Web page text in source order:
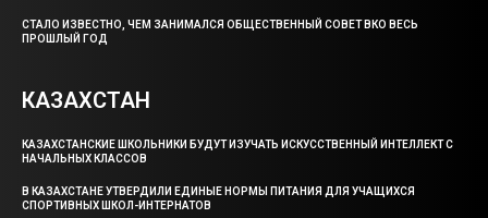
СТАЛО ИЗВЕСТНО, ЧЕМ ЗАНИМАЛСЯ ОБЩЕСТВЕННЫЙ СОВЕТ ВКО ВЕСЬ
ПРОШЛЫЙ ГОД
КАЗАХСТАН
КАЗАХСТАНСКИЕ ШКОЛЬНИКИ БУДУТ ИЗУЧАТЬ ИСКУССТВЕННЫЙ ИНТЕЛЛЕКТ С
НАЧАЛЬНЫХ КЛАССОВ
В КАЗАХСТАНЕ УТВЕРДИЛИ ЕДИНЫЕ НОРМЫ ПИТАНИЯ ДЛЯ УЧАЩИХСЯ
СПОРТИВНЫХ ШКОЛ-ИНТЕРНАТОВ